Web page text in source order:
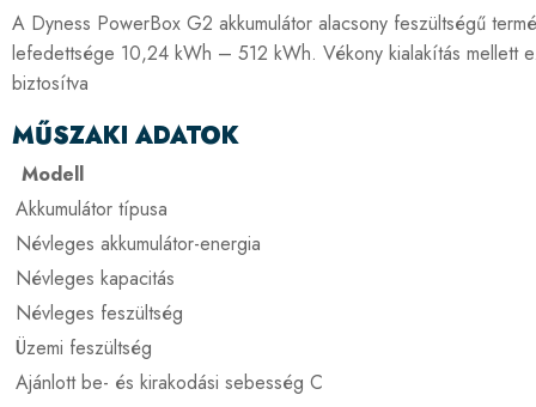
A Dyness PowerBox G2 akkumulátor alacsony feszültségű
lefedettsége 10,24 kWh – 512 kWh. Vékony kialakítás mellett
biztosítva
MŰSZAKI ADATOK
Modell
Akkumulátor típusa
Névleges akkumulátor-energia
Névleges kapacitás
Névleges feszültség
Üzemi feszültség
Ajánlott be- és kirakodási sebesség C